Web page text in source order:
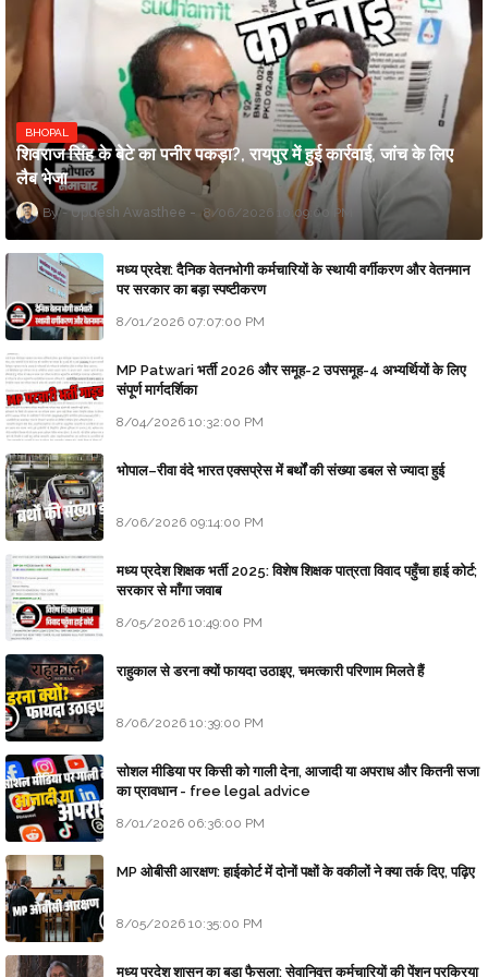
BHOPAL
शिवराज सिंह के बेटे का पनीर पकड़ा?, रायपुर में हुई कार्रवाई, जांच के लिए
लैब भेजा
Updesh Awasthee 8/06/2026 10:09:00 PM
मध्य प्रदेश: दैनिक वेतनभोगी कर्मचारियों के स्थायी वर्गीकरण और वेतनमान
पर सरकार का बड़ा स्पष्टीकरण
8/01/2026 07:07:00 PM
MP Patwari भर्ती 2026 और समूह-2 उपसमूह-4 अभ्यर्थियों के लिए
संपूर्ण मार्गदर्शिका
8/04/2026 10:32:00 PM
भोपाल–रीवा वंदे भारत एक्सप्रेस में बर्थों की संख्या डबल से ज्यादा हुई
8/06/2026 09:14:00 PM
मध्य प्रदेश शिक्षक भर्ती 2025: विशेष शिक्षक पात्रता विवाद पहुँचा हाई कोर्ट;
सरकार से माँगा जवाब
8/05/2026 10:49:00 PM
राहुकाल से डरना क्यों फायदा उठाइए, चमत्कारी परिणाम मिलते हैं
8/06/2026 10:39:00 PM
सोशल मीडिया पर किसी को गाली देना, आजादी या अपराध और कितनी सजा
का प्रावधान - free legal advice
8/01/2026 06:36:00 PM
MP ओबीसी आरक्षण: हाईकोर्ट में दोनों पक्षों के वकीलों ने क्या तर्क दिए, पढ़िए
8/05/2026 10:35:00 PM
मध्य प्रदेश शासन का बड़ा फैसला: सेवानिवृत्त कर्मचारियों की पेंशन प्रक्रिया